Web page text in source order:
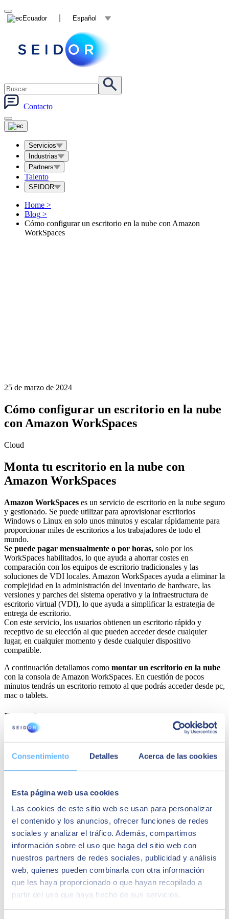
Consentimiento Detalles Acerca de las cookies
Esta página web usa cookies
Las cookies de este sitio web se usan para personalizar
el contenido y los anuncios, ofrecer funciones de redes
sociales y analizar el tráfico. Además, compartimos
información sobre el uso que haga del sitio web con
nuestros partners de redes sociales, publicidad y análisis
web, quienes pueden combinarla con otra información
que les haya proporcionado o que hayan recopilado a
partir del uso que haya hecho de sus servicios.
Ecuador Español
Contacto
Servicios
Industrias
Partners
Talento
SEIDOR
Home >
Blog >
Cómo configurar un escritorio en la nube con Amazon
WorkSpaces
25 de marzo de 2024
Cómo configurar un escritorio en la nube
con Amazon WorkSpaces
Cloud
Monta tu escritorio en la nube con
Amazon WorkSpaces
Amazon WorkSpaces es un servicio de escritorio en la nube seguro
y gestionado. Se puede utilizar para aprovisionar escritorios
Windows o Linux en solo unos minutos y escalar rápidamente para
proporcionar miles de escritorios a los trabajadores de todo el
mundo.
Se puede pagar mensualmente o por horas, solo por los
WorkSpaces habilitados, lo que ayuda a ahorrar costes en
comparación con los equipos de escritorio tradicionales y las
soluciones de VDI locales. Amazon WorkSpaces ayuda a eliminar la
complejidad en la administración del inventario de hardware, las
versiones y parches del sistema operativo y la infraestructura de
escritorio virtual (VDI), lo que ayuda a simplificar la estrategia de
entrega de escritorio.
Con este servicio, los usuarios obtienen un escritorio rápido y
receptivo de su elección al que pueden acceder desde cualquier
lugar, en cualquier momento y desde cualquier dispositivo
compatible.
A continuación detallamos como montar un escritorio en la nube
con la consola de Amazon WorkSpaces. En cuestión de pocos
minutos tendrás un escritorio remoto al que podrás acceder desde pc,
mac o tablets.
Paso 1
para crear un escritorio y una configuración avanzada, la cual nos
Elegiremos la configuración rápida ya que lo que queremos es crear
Paso 2
A continuación escogeremos qué paquete queremos instalar (SO,
CPU, RAM y almacenamiento) e introduciremos los detalles de la
Y con esto ya tenemos creado el escritorio en la nube, tan solo
deberemos esperar que AWS levante la máquina, tarea que puede
tardar unos minutos.